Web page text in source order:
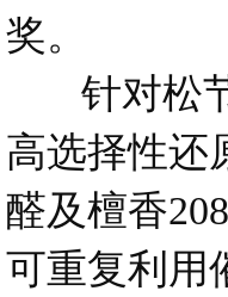
奖。
针对松节
高选择性还
醛及檀香
可重复利用